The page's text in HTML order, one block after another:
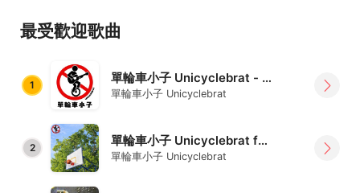
最受歡迎歌曲
1 單輪車小子 Unicyclebrat - [RUNNING]
單輪車小子 Unicyclebrat
2 單輪車小子 Unicyclebrat feat. 老K - [女孩滾開]
單輪車小子 Unicyclebrat